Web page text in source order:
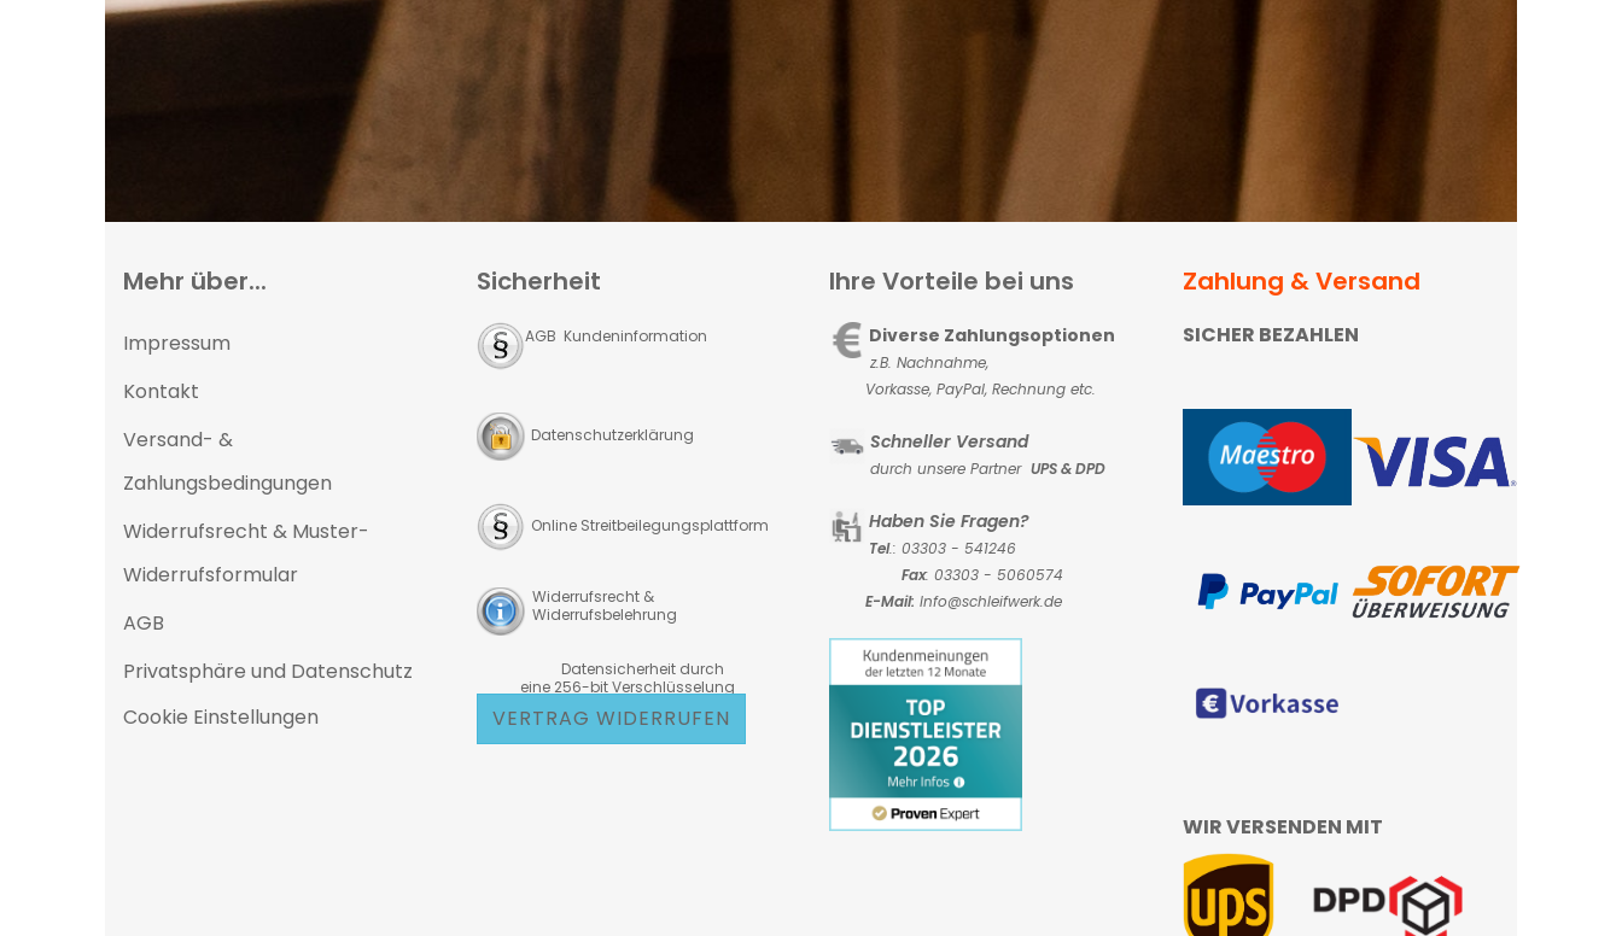
Mehr über...
Impressum
Kontakt
Versand- &
Zahlungsbedingungen
Widerrufsrecht & Muster-
Widerrufsformular
AGB
Privatsphäre und Datenschutz
Cookie Einstellungen
Sicherheit
AGB Kundeninformation
Datenschutzerklärung
Online Streitbeilegungsplattform
Widerrufsrecht &
Widerrufsbelehrung
Datensicherheit durch
eine 256-bit Verschlüsselung
VERTRAG WIDERRUFEN
Ihre Vorteile bei uns
Diverse Zahlungsoptionen
z.B. Nachnahme,
Vorkasse, PayPal, Rechnung etc.
Schneller Versand
durch unsere Partner UPS & DPD
Haben Sie Fragen?
Tel.: 03303 - 541246
Fax: 03303 - 5060574
E-Mail: Info@schleifwerk.de
Zahlung & Versand
SICHER BEZAHLEN
WIR VERSENDEN MIT